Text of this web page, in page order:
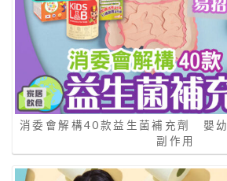
消委會解構40款益生菌補充劑 嬰
副作用